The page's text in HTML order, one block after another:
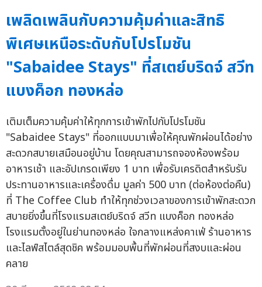
เพลิดเพลินกับความคุ้มค่าและสิทธิ
พิเศษเหนือระดับกับโปรโมชัน
"Sabaidee Stays" ที่สเตย์บริดจ์ สวีท
แบงค็อก ทองหล่อ
เติมเต็มความคุ้มค่าให้ทุกการเข้าพักไปกับโปรโมชัน
"Sabaidee Stays" ที่ออกแบบมาเพื่อให้คุณพักผ่อนได้อย่าง
สะดวกสบายเสมือนอยู่บ้าน โดยคุณสามารถจองห้องพร้อม
อาหารเช้า และอัปเกรดเพียง 1 บาท เพื่อรับเครดิตสำหรับรับ
ประทานอาหารและเครื่องดื่ม มูลค่า 500 บาท (ต่อห้องต่อคืน)
ที่ The Coffee Club ทำให้ทุกช่วงเวลาของการเข้าพักสะดวก
สบายยิ่งขึ้นที่โรงแรมสเตย์บริดจ์ สวีท แบงค็อก ทองหล่อ
โรงแรมตั้งอยู่ในย่านทองหล่อ ใจกลางแหล่งคาเฟ่ ร้านอาหาร
และไลฟ์สไตล์สุดชิค พร้อมมอบพื้นที่พักผ่อนที่สงบและผ่อน
คลาย